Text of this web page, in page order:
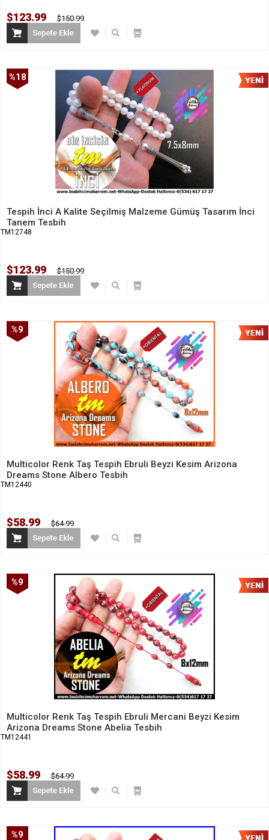
$123.99 $150.99
Tespih İnci A Kalite Seçilmiş Malzeme Gümüş Tasarım İnci
Tanem Tesbih
TM12748
$123.99 $150.99
%18
Multicolor Renk Taş Tespih Ebruli Beyzi Kesim Arizona
Dreams Stone Albero Tesbih
TM12440
$58.99 $64.99
%9
Multicolor Renk Taş Tespih Ebruli Mercani Beyzi Kesim
Arizona Dreams Stone Abelia Tesbih
TM12441
$58.99 $64.99
%9
%9